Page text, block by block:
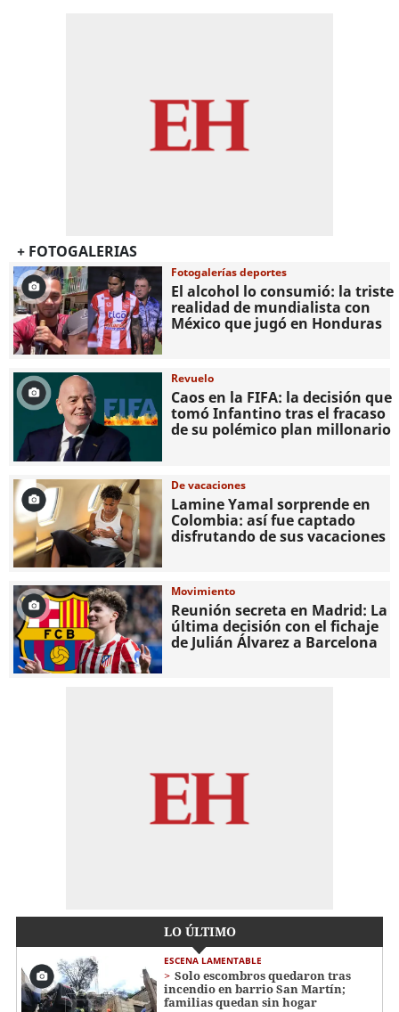
+ FOTOGALERIAS
Fotogalerías deportes
El alcohol lo consumió: la triste
realidad de mundialista con
México que jugó en Honduras
Revuelo
Caos en la FIFA: la decisión que
tomó Infantino tras el fracaso
de su polémico plan millonario
De vacaciones
Lamine Yamal sorprende en
Colombia: así fue captado
disfrutando de sus vacaciones
Movimiento
Reunión secreta en Madrid: La
última decisión con el fichaje
de Julián Álvarez a Barcelona
LO ÚLTIMO
ESCENA LAMENTABLE
Solo escombros quedaron tras
incendio en barrio San Martín;
familias quedan sin hogar